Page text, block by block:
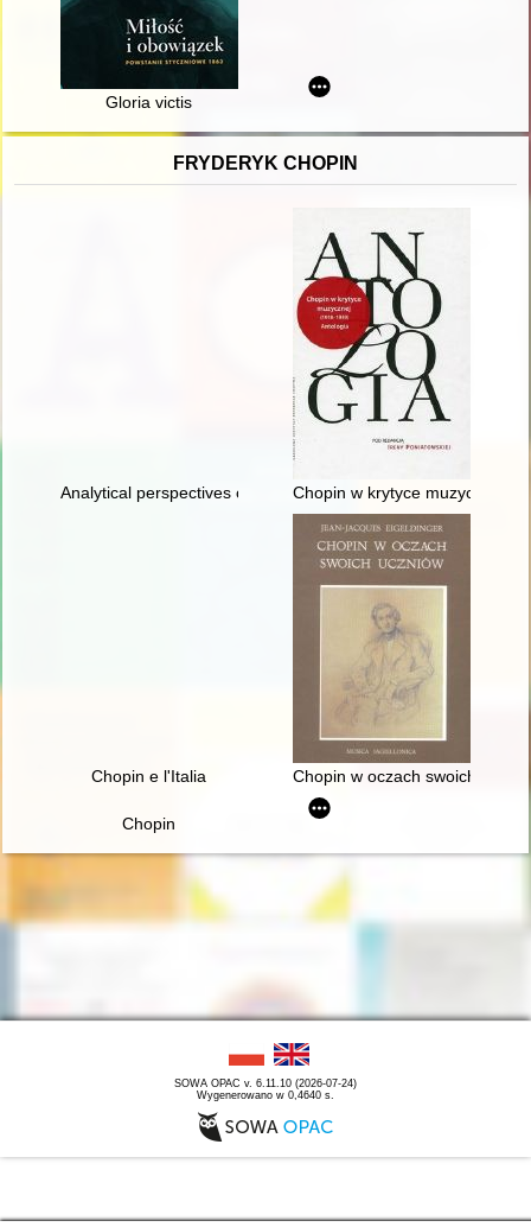
Gloria victis
FRYDERYK CHOPIN
Analytical perspectives on the music of Chopin
Chopin w krytyce muzycznej
Chopin e l'Italia Chopin w oczach swoich
Chopin
SOWA OPAC v. 6.11.10 (2026-07-24)
Wygenerowano w 0,4640 s.